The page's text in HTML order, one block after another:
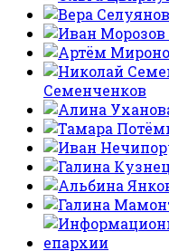
Семенченков